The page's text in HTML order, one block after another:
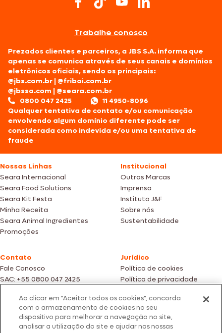
Trabalhe conosco
Prezados clientes e parceiros, a JBS S.A. informa que
apenas se comunica através de seus canais e domínios
eletrônicos oficiais, sendo os principais:
@jbs.com.br |@friboi.com.br
@jbssa.com |@seara.com.br
0800 047 2425
11 4950-8096
Qualquer tentativa de contato e/ou comunicação
envolvendo algum domínio diferente pode ser
considerada como indevida e/ou uma tentativa de
fraude
Nossas Linhas
Seara Internacional
Seara Food Solutions
Seara Kit Festa
Minha Receita
Seara Animal Ingredientes
Promoções
Institucional
Outras Marcas
Imprensa
Instituto J&F
Sobre nós
Sustentabilidade
Contato
Fale Conosco
SAC: +55 0800 047 2425
Jurídico
Política de cookies
Política de privacidade
Fotos meramente ilustrativas | Ofertas válidas enquanto durarem os
estoques dos nossos parceiros | Vendas sujeitas a análise e confirmação
de dados.
Os preços, promoções e condições de pagamento são válidos
Ao clicar em "Aceitar todos os cookies", concorda
com o armazenamento de cookies no seu
dispositivo para melhorar a navegação no site,
analisar a utilização do site e ajudar nas nossas